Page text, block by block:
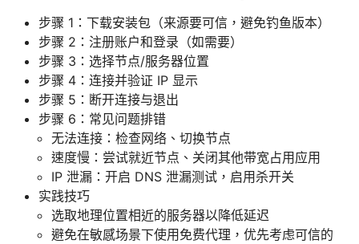
步骤 1：下载安装包（来源要可信，避免钓鱼版本）
步骤 2：注册账户和登录（如需要）
步骤 3：选择节点/服务器位置
步骤 4：连接并验证 IP 显示
步骤 5：断开连接与退出
步骤 6：常见问题排错
无法连接：检查网络、切换节点
速度慢：尝试就近节点、关闭其他带宽占用应用
IP 泄漏：开启 DNS 泄漏测试，启用杀开关
实践技巧
选取地理位置相近的服务器以降低延迟
避免在敏感场景下使用免费代理，优先考虑可信的